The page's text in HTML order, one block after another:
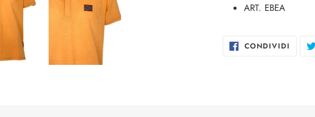
carrelloART. EBEA
CONDIVIDI